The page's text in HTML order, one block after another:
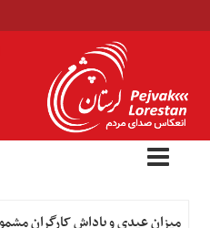
بالا
خانه
ارتباط